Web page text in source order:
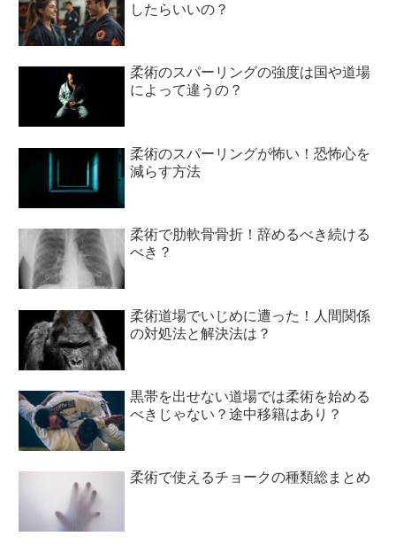
したらいいの？
柔術のスパーリングの強度は国や道場
によって違うの？
柔術のスパーリングが怖い！恐怖心を
減らす方法
柔術で肋軟骨骨折！辞めるべき続ける
べき？
柔術道場でいじめに遭った！人間関係
の対処法と解決法は？
黒帯を出せない道場では柔術を始める
べきじゃない？途中移籍はあり？
柔術で使えるチョークの種類総まとめ